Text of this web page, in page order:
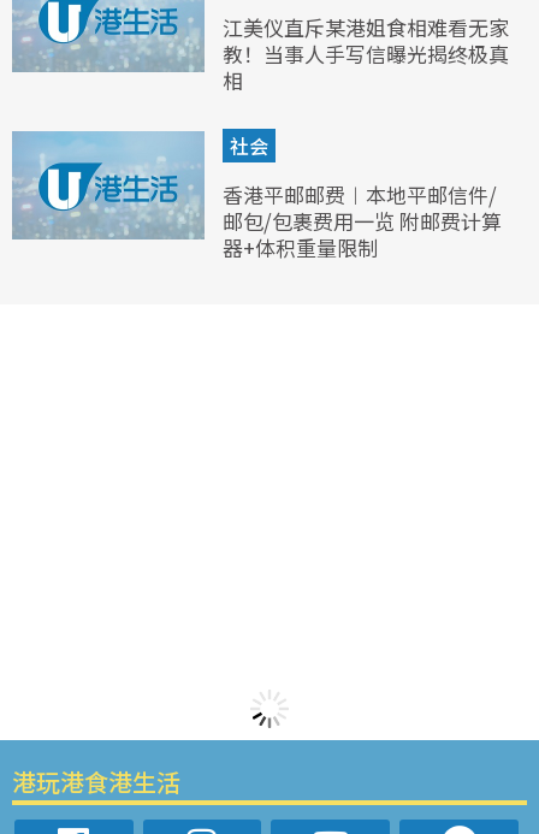
江美仪直斥某港姐食相难看无家
教！当事人手写信曝光揭终极真
相
社会
香港平邮邮费︱本地平邮信件/
邮包/包裹费用一览 附邮费计算
器+体积重量限制
港玩港食港生活